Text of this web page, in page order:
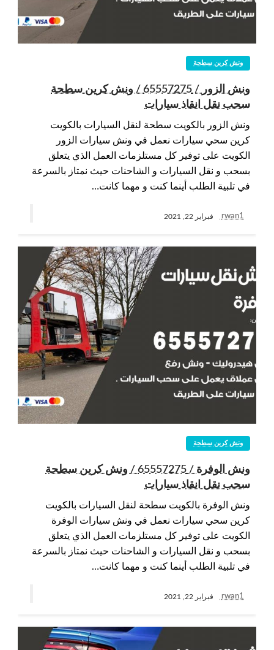
ونش كرين سطحة
ونش الزور / 65557275 / ونش كرين سطحة
سحب نقل انقاذ سيارات
ونش الزور بالكويت سطحة لنقل السيارات بالكويت
كرين سحي سيارات نعمل في ونش سيارات الزور
الكويت على توفير كل مستلزمات العمل الذي يتعلق
بسحب و نقل السيارات و الشاحنات حيث نمتاز بالسرعة
في تلبية الطلب أينما كنت و مهما كانت…
rwan1 فبراير 22, 2021
ونش كرين سطحة
ونش الوفرة / 65557275 / ونش كرين سطحة
سحب نقل انقاذ سيارات
ونش الوفرة بالكويت سطحة لنقل السيارات بالكويت
كرين سحي سيارات نعمل في ونش سيارات الوفرة
الكويت على توفير كل مستلزمات العمل الذي يتعلق
بسحب و نقل السيارات و الشاحنات حيث نمتاز بالسرعة
في تلبية الطلب أينما كنت و مهما كانت…
rwan1 فبراير 22, 2021